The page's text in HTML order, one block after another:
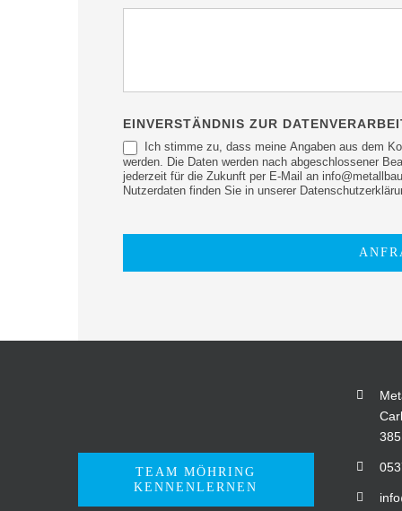
EINVERSTÄNDNIS ZUR
Ich stimme zu, dass meine Angaben aus dem
werden. Die Daten werden nach abgeschlossener
jederzeit für die Zukunft per E-Mail an
Nutzerdaten finden Sie in unserer
TEAM MÖHRING
KENNENLERNEN